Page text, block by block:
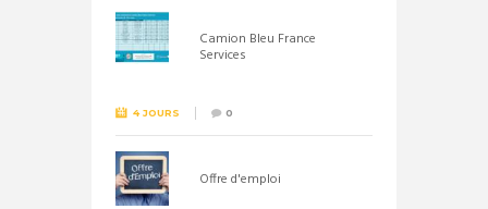
Camion Bleu France
Services
4 JOURS 0
Offre d'emploi